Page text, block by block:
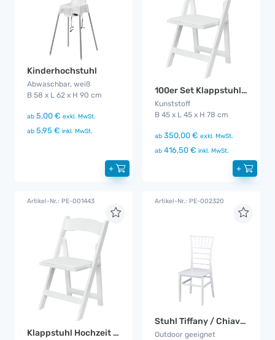
Kinderhochstuhl
Abwaschbar, weiß
B 58 x L 62 x H 90 cm
ab 5,00 € exkl. MwSt.
ab 5,95 € inkl. MwSt.
+
100er Set Klappstuhl Hochzeit mit Kissen
Kunststoff
B 45 x L 45 x H 78 cm
ab 350,00 € exkl. MwSt.
ab 416,50 € inkl. MwSt.
+
Artikel-Nr.: PE-001443
Klappstuhl Hochzeit mit Kissen
Artikel-Nr.: PE-002320
Stuhl Tiffany / Chiavaristyle
Outdoor geeignet